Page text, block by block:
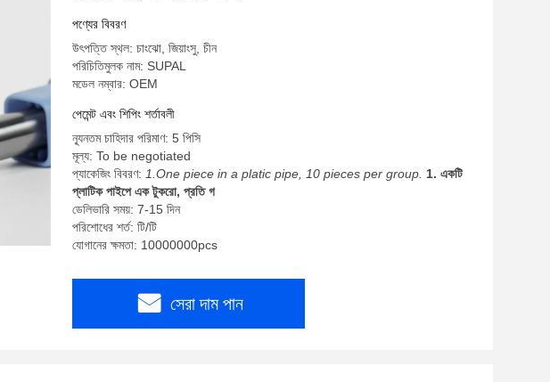
পণ্যের বিবরণ
উৎপত্তি স্থল: চাংঝো, জিয়াংসু, চীন
পরিচিতিমুলক নাম: SUPAL
মডেল নম্বার: OEM
পেমেন্ট এবং শিপিং শর্তাবলী
ন্যূনতম চাহিদার পরিমাণ: 5 পিসি
মূল্য: To be negotiated
প্যাকেজিং বিবরণ: 1.One piece in a platic pipe, 10 pieces per group. 1. একটি
প্লাটিক পাইপে এক টুকরো, প্রতি গ
ডেলিভারি সময়: 7-15 দিন
পরিশোধের শর্ত: টি/টি
যোগানের ক্ষমতা: 10000000pcs
সেরা দাম পান